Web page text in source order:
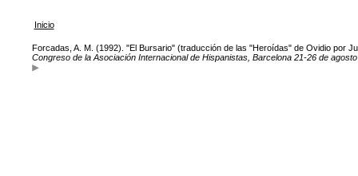
Inicio
Forcadas, A. M. (1992). "El Bursario" (traducción de las "Heroídas" de Ovidio por
Congreso de la Asociación Internacional de Hispanistas, Barcelona 21-26 de